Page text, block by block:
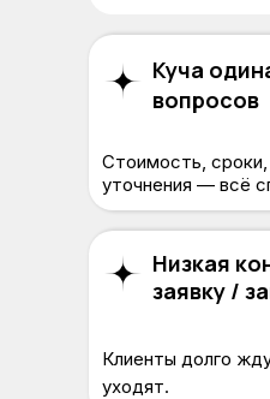
Куча
вопросов
Стоимость, сроки,
уточнения — всё
Низкая
заявку /
Клиенты долго
уходят.